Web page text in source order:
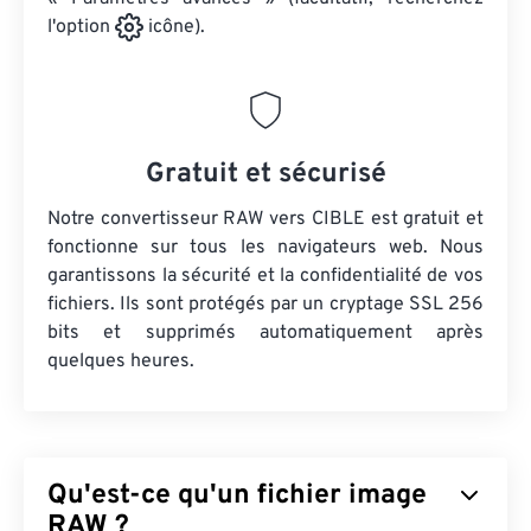
l'option
icône).
Gratuit et sécurisé
Notre convertisseur RAW vers CIBLE est gratuit et
fonctionne sur tous les navigateurs web. Nous
garantissons la sécurité et la confidentialité de vos
fichiers. Ils sont protégés par un cryptage SSL 256
bits et supprimés automatiquement après
quelques heures.
Qu'est-ce qu'un fichier image